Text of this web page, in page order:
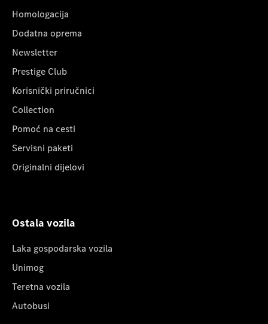
Homologacija
Dodatna oprema
Newsletter
Prestige Club
Korisnički priručnici
Collection
Pomoć na cesti
Servisni paketi
Originalni dijelovi
Ostala vozila
Laka gospodarska vozila
Unimog
Teretna vozila
Autobusi